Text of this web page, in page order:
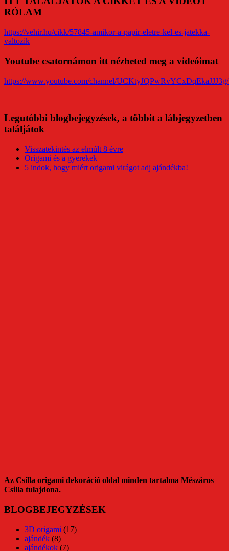
RÓLAM
https://vehir.hu/cikk/57845-amikor-a-papir-eletre-kel-es-jatekka-
valtozik
Youtube csatornámon itt nézheted meg a videóimat
https://www.youtube.com/channel/
Legutóbbi blogbejegyzések, a többit a lábjegyzetben
találjátok
Visszatekintés az elmúlt 8 évre
Origami és a gyerekek
5 indok, hogy miért origami virágot adj ajándékba!
Az Csilla origami dekoráció oldal minden tartalma Mészáros
Csilla tulajdona.
BLOGBEJEGYZÉSEK
3D origami (17)
ajándék (8)
ajándékok (7)